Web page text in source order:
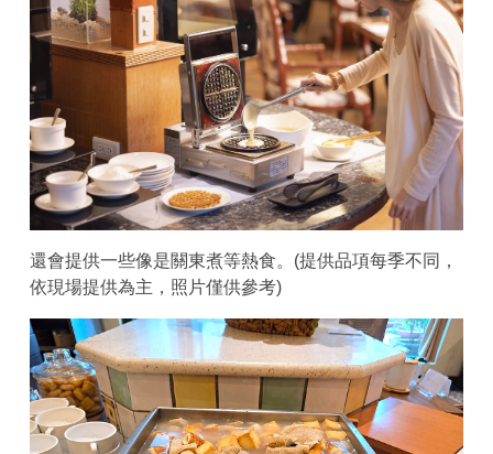
還會提供一些像是關東煮等熱食。(提供品項每季不同，
依現場提供為主，照片僅供參考)